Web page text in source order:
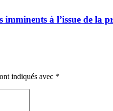
à l’issue de la
indiqués avec *